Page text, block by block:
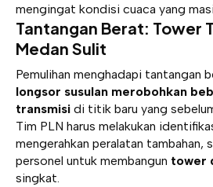
mengingat kondisi cuaca yang
Tantangan Berat: Tower
Medan Sulit
Pemulihan menghadapi tantangan
longsor susulan merobohkan
transmisi di titik baru yang
Tim PLN harus melakukan
mengerahkan peralatan tambahan,
personel untuk membangun tower
singkat.